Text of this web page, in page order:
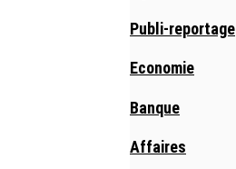
Publi-reportage
Economie
Banque
Affaires